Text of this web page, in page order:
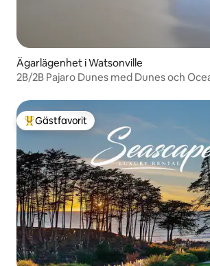
Ägarlägenhet i Watsonville
2B/2B Pajaro Dunes med Dunes och
Populär gästfavorit
Gästfavorit